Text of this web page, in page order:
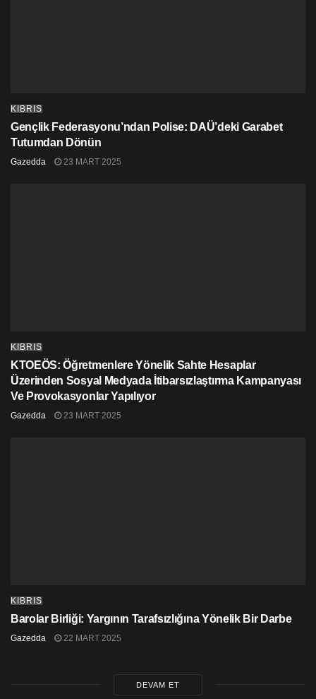
KIBRIS
Gençlik Federasyonu’ndan Polise: DAÜ’deki Garabet
Tutumdan Dönün
Gazedda 23 MART 2025
KIBRIS
KTOEÖS: Öğretmenlere Yönelik Sahte Hesaplar
Üzerinden Sosyal Medyada İtibarsızlaştırma Kampanyası
Ve Provokasyonlar Yapılıyor
Gazedda 23 MART 2025
KIBRIS
Barolar Birliği: Yargının Tarafsızlığına Yönelik Bir Darbe
Gazedda 22 MART 2025
DEVAM ET